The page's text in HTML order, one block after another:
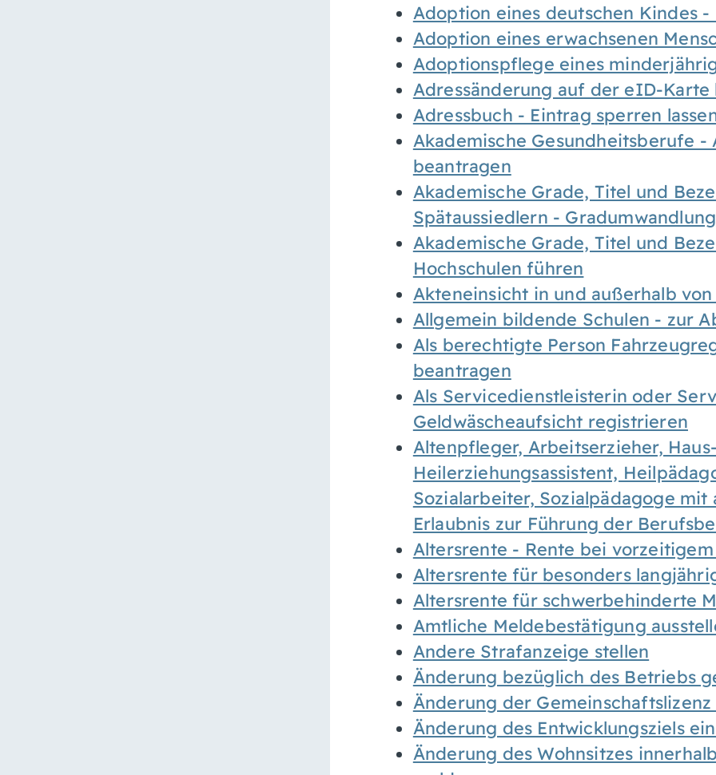
Adoption eines deutschen Kindes
Adoption eines erwachsenen
Adoptionspflege eines
Adressänderung auf der eID-Karte
Adressbuch - Eintrag sperren
Akademische Gesundheitsberufe
beantragen
Akademische Grade, Titel und
Spätaussiedlern -
Akademische Grade, Titel und
Hochschulen führen
Akteneinsicht in und außerhalb
Allgemein bildende Schulen - zur
Als berechtigte Person
beantragen
Als Servicedienstleisterin oder
Geldwäscheaufsicht registrieren
Altenpfleger, Arbeitserzieher,
Heilerziehungsassistent,
Sozialarbeiter, Sozialpädagoge
Erlaubnis zur Führung der
Altersrente - Rente bei
Altersrente für besonders
Altersrente für schwerbehinderte
Amtliche Meldebestätigung
Andere Strafanzeige stellen
Änderung bezüglich des Betriebs
Änderung der
Änderung des Entwicklungsziels
Änderung des Wohnsitzes